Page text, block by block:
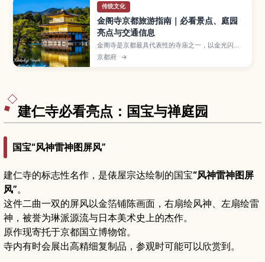
传统文化
金阁寺京都旅游指南｜必看景点、庭园
亮点与交通信息
金阁寺是京都最具代表性的寺庙之一，以金光闪耀
的三层楼阁和倒映在池水中的景色闻名。本文将为
你介绍金阁寺的必看亮点、四季庭园风景、参观小
京都府 →
建仁寺必看亮点：国宝与禅庭园
国宝“风神雷神图屏风”
建仁寺的标志性名作，是俵屋宗达绘制的国宝“风神雷神图屏
风”。
这件二曲一双的屏风以金箔铺陈画面，右扇绘风神、左扇绘雷
神，被誉为琳派源流与日本美术史上的杰作。
原作现寄托于京都国立博物馆。
寺内有时会展出高精细复制品，参观时可能可以欣赏到。